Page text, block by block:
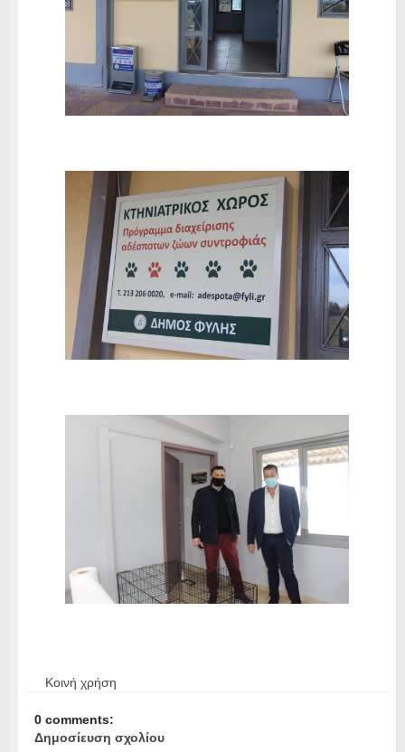
Κοινή χρήση
0 comments:
Δημοσίευση σχολίου